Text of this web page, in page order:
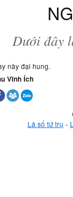
Dưới đây
này đại hung.
Vĩnh Ích
Lá số tứ trụ -